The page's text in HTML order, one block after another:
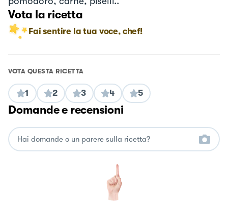
Vota la ricetta
Fai sentire la tua voce, chef!
VOTA QUESTA RICETTA
1 2 3 4 5
Domande e recensioni